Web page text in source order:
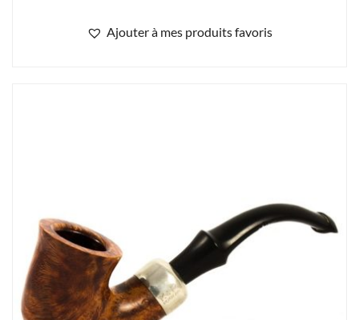
Ajouter à mes produits favoris